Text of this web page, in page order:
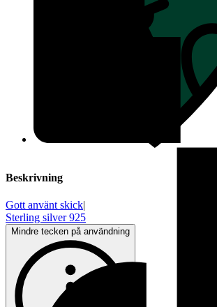
Beskrivning
Gott använt skick|
Sterling silver 925
Mindre tecken på användning